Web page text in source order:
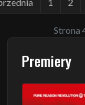
Strona
Premiery